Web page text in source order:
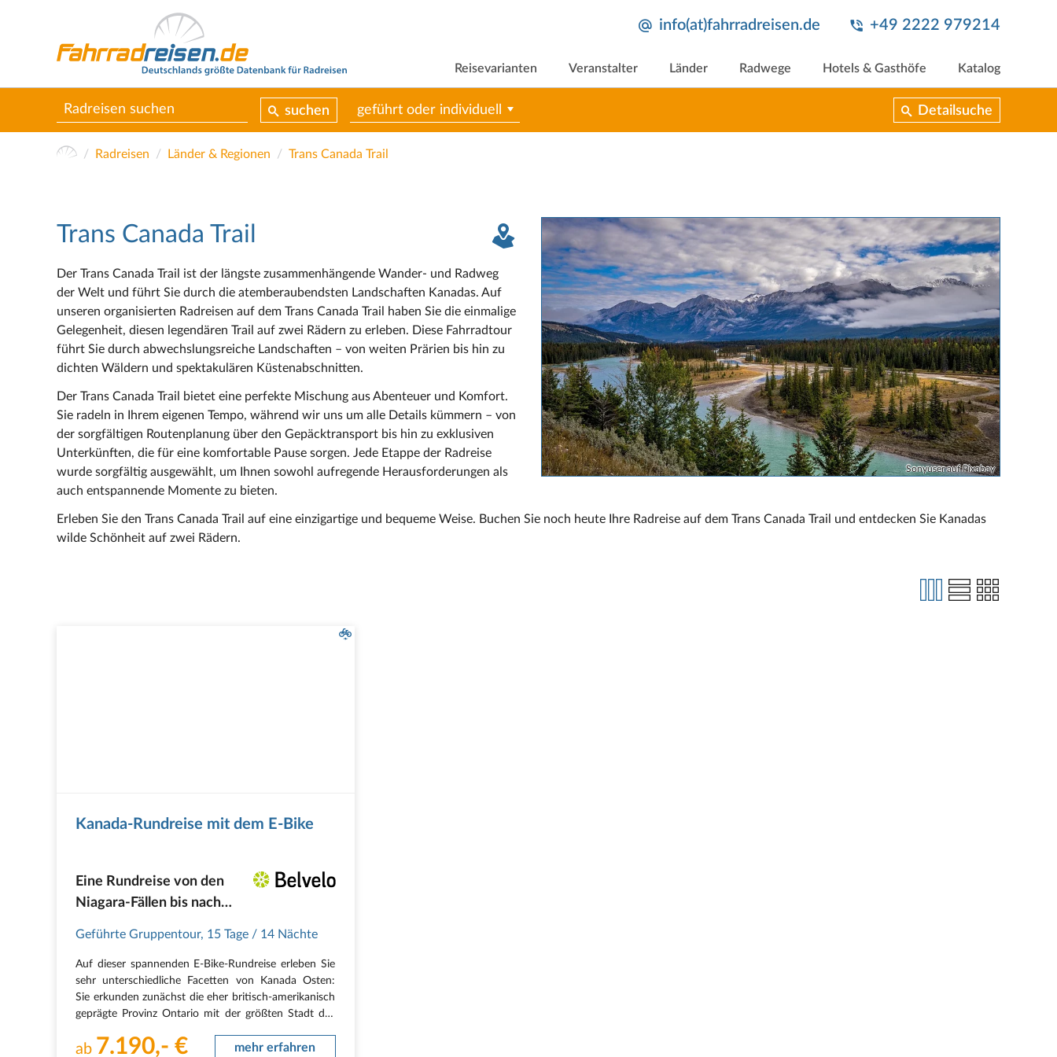
info(at)fahrradreisen.de +49 2222 979214
Reisevarianten Veranstalter Länder Radwege Hotels & Gasthöfe Katalog
suchen geführt oder individuell Detailsuche
Radreisen Länder & Regionen Trans Canada Trail
Sonyuser auf Pixabay
Trans Canada Trail
Der Trans Canada Trail ist der längste zusammenhängende Wander- und Radweg
der Welt und führt Sie durch die atemberaubendsten Landschaften Kanadas. Auf
unseren organisierten Radreisen auf dem Trans Canada Trail haben Sie die einmalige
Gelegenheit, diesen legendären Trail auf zwei Rädern zu erleben. Diese Fahrradtour
führt Sie durch abwechslungsreiche Landschaften – von weiten Prärien bis hin zu
dichten Wäldern und spektakulären Küstenabschnitten.
Der Trans Canada Trail bietet eine perfekte Mischung aus Abenteuer und Komfort.
Sie radeln in Ihrem eigenen Tempo, während wir uns um alle Details kümmern – von
der sorgfältigen Routenplanung über den Gepäcktransport bis hin zu exklusiven
Unterkünften, die für eine komfortable Pause sorgen. Jede Etappe der Radreise
wurde sorgfältig ausgewählt, um Ihnen sowohl aufregende Herausforderungen als
auch entspannende Momente zu bieten.
Erleben Sie den Trans Canada Trail auf eine einzigartige und bequeme Weise. Buchen Sie noch heute Ihre Radreise auf dem Trans Canada Trail und entdecken Sie Kanadas
wilde Schönheit auf zwei Rädern.
Kanada-Rundreise mit dem E-Bike
Eine Rundreise von den
Niagara-Fällen bis nach
Geführte Gruppentour, 15 Tage / 14 Nächte
Auf dieser spannenden E-Bike-Rundreise erleben Sie
sehr unterschiedliche Facetten von Kanada Osten:
Sie erkunden zunächst die eher britisch-amerikanisch
geprägte Provinz Ontario mit der größten Stadt des
spektakulärsten Wasserfällen der Welt…
ab 7.190,- € mehr erfahren